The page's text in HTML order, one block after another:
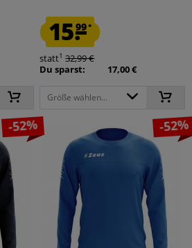
15.99*
statt1 32,99 €
Du sparst:
17,00 €
Größe wählen...
-52% -52%